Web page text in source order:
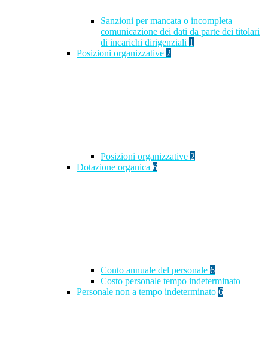
Sanzioni per mancata o incompleta
comunicazione dei dati da parte dei titolari
di incarichi dirigenziali 1
Posizioni organizzative 2
Posizioni organizzative 2
Dotazione organica 6
Conto annuale del personale 6
Costo personale tempo indeterminato
Personale non a tempo indeterminato 6